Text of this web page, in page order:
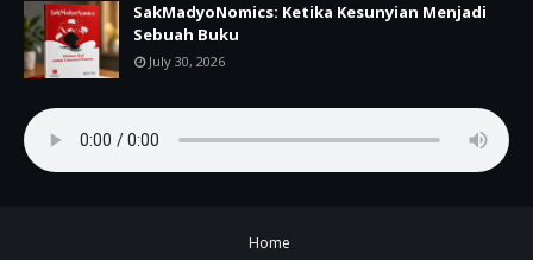
SakMadyoNomics: Ketika Kesunyian Menjadi
Sebuah Buku
July 30, 2026
Home